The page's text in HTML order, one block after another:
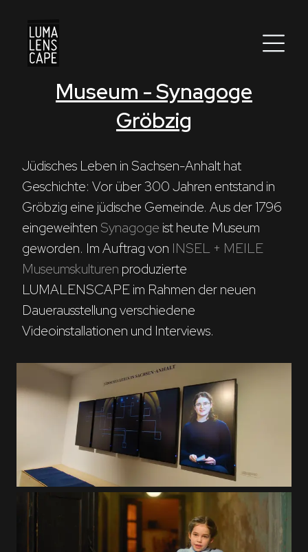
Corporate
Production / Services
About
DEU ENG Suche
Museum - Synagoge
Gröbzig
Jüdisches Leben in Sachsen-Anhalt hat
Geschichte: Vor über 300 Jahren entstand in
Gröbzig eine jüdische Gemeinde. Aus der 1796
eingeweihten Synagoge ist heute Museum
geworden. Im Auftrag von INSEL + MEILE
Museumskulturen produzierte
LUMALENSCAPE im Rahmen der neuen
Dauerausstellung verschiedene
Videoinstallationen und Interviews.